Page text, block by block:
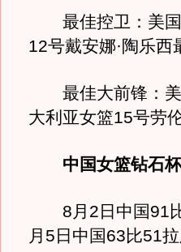
最佳控卫：美国
12号戴安娜·陶乐
最佳大前锋：美
大利亚女篮15号劳
中国女篮钻石
8月2日中国91比
月5日中国63比51